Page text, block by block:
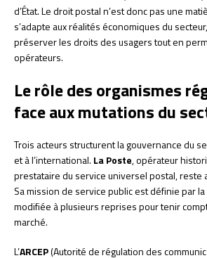
d’État. Le droit postal n’est donc pas une
s’adapte aux réalités économiques du
préserver les droits des usagers tout en
opérateurs.
Le rôle des organismes
face aux mutations du
Trois acteurs structurent la gouvernance du
et à l’international. La Poste, opérateur
prestataire du service universel postal, reste
Sa mission de service public est définie par la
modifiée à plusieurs reprises pour tenir
marché.
L’ARCEP(Autorité de régulation des